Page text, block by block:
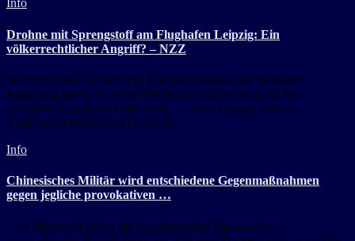
Info
Drohne mit Sprengstoff am Flughafen Leipzig: Ein
völkerrechtlicher Angriff? – NZZ
Strafrecht oder Völkerrecht. Für die Reaktion der deutschen
Regierung macht es einen erheblichen Unterschied, ob das
Geschehen allein als Verbrechen, … from Google Alert –
Völkerrecht https://ift.tt/YGbecJN
Info
Chinesisches Militär wird entschiedene Gegenmaßnahmen
gegen jegliche provokativen …
… Völkerrecht sowie die grundlegenden Normen der